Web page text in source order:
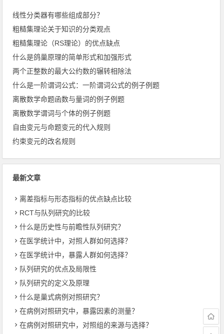
线性分类器有哪些组成部分？
粗糙集理论关于知识的分类观点
粗糙集理论（RS理论）的优点缺点
什么是鸽巢原理的简单形式和加强形式
两个正整数的最大公约数的辗转相除法
什么是一阶谓词公式：一阶谓词公式的例子例题
离散数学命题函数与量词的例子例题
离散数学谓词与个体的例子例题
自由变元与命题变元的代入规则
约束变元的改名规则
最新文章
离差指标与形态指标的优点缺点比较
RCT与队列研究的比较
什么是历史性与前瞻性队列研究？
在医学统计中，对照人群如何选择？
在医学统计中，暴露人群如何选择？
队列研究的优点及局限性
队列研究的定义及原理
什么是巢式病例对照研究？
在病例对照研究中，暴露因素的测量？
在病例对照研究中，对照组的来源与选择？